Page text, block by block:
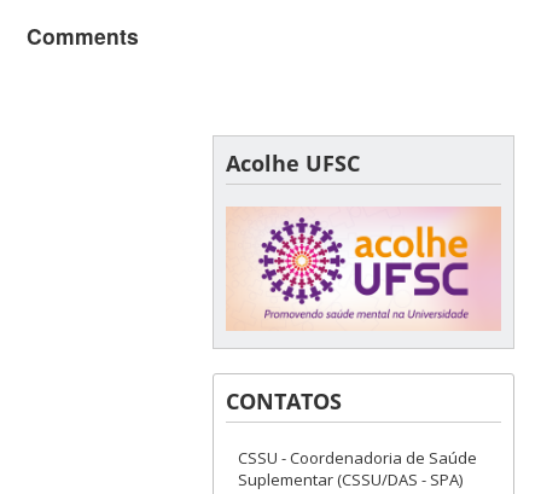
Comments
Acolhe UFSC
CONTATOS
CSSU - Coordenadoria de Saúde
Suplementar (CSSU/DAS - SPA)